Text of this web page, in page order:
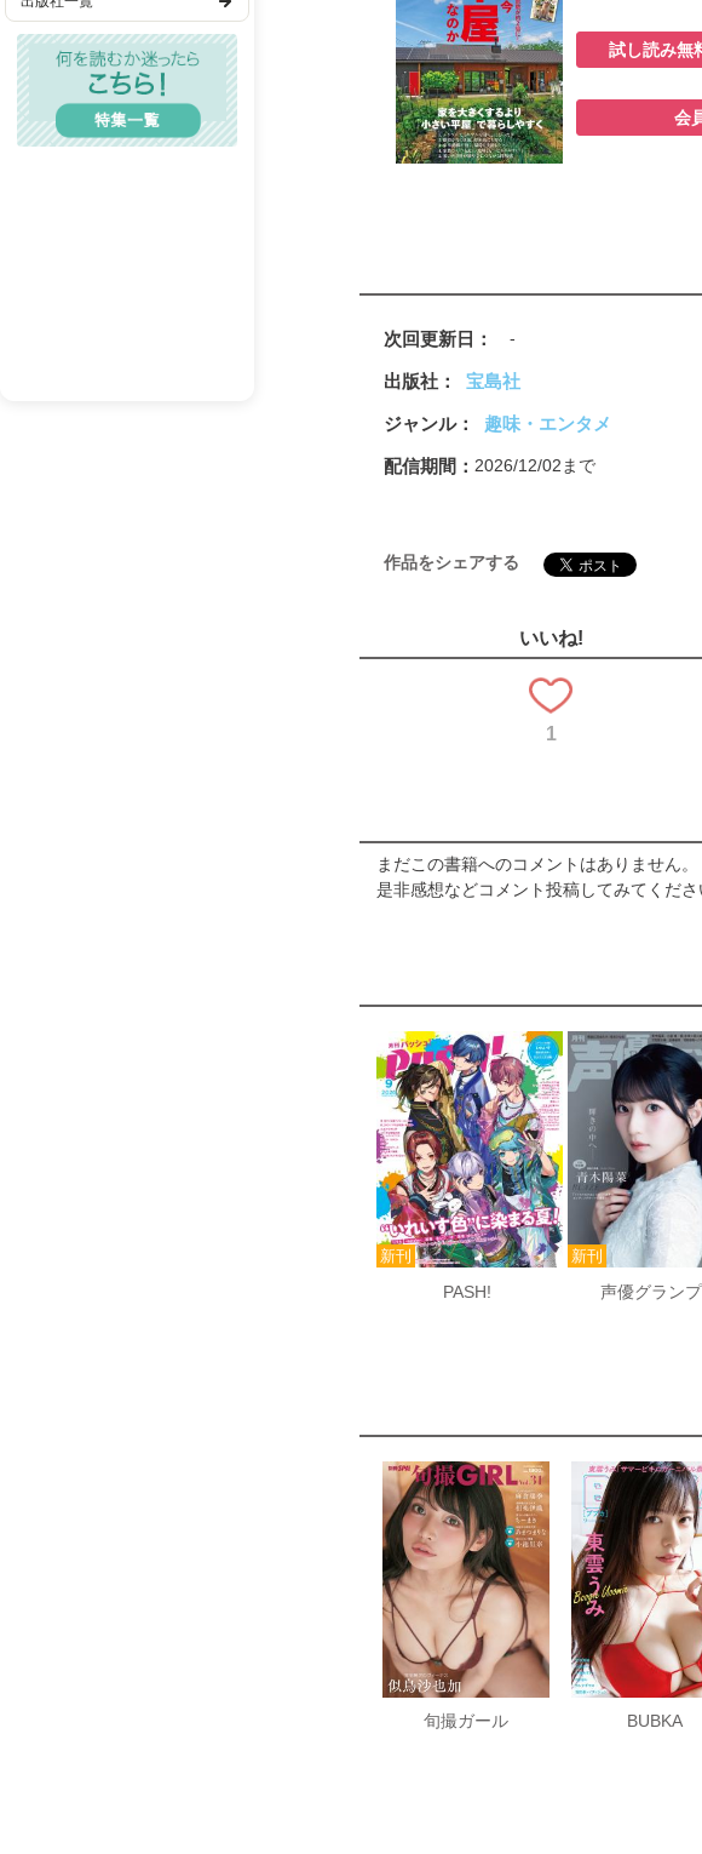
歴史・時代
TL(ティーンズラブ)
レディコミ
田舎イベント案内
読者プレゼント
田舎情報館
別冊付録 佐藤三兄弟SPECIAL BOOK
試し読み無
会
次回更新日 -
出版社 宝島社
ジャンル 趣味・エンタメ
配信期間 2026/12/02まで
作品をシェアする
いいね!
1
まだこの書籍へのコメントはありません。
是非感想などコメント投稿してみてくださ
PASH! 声優グランプ
旬撮ガール BUBKA